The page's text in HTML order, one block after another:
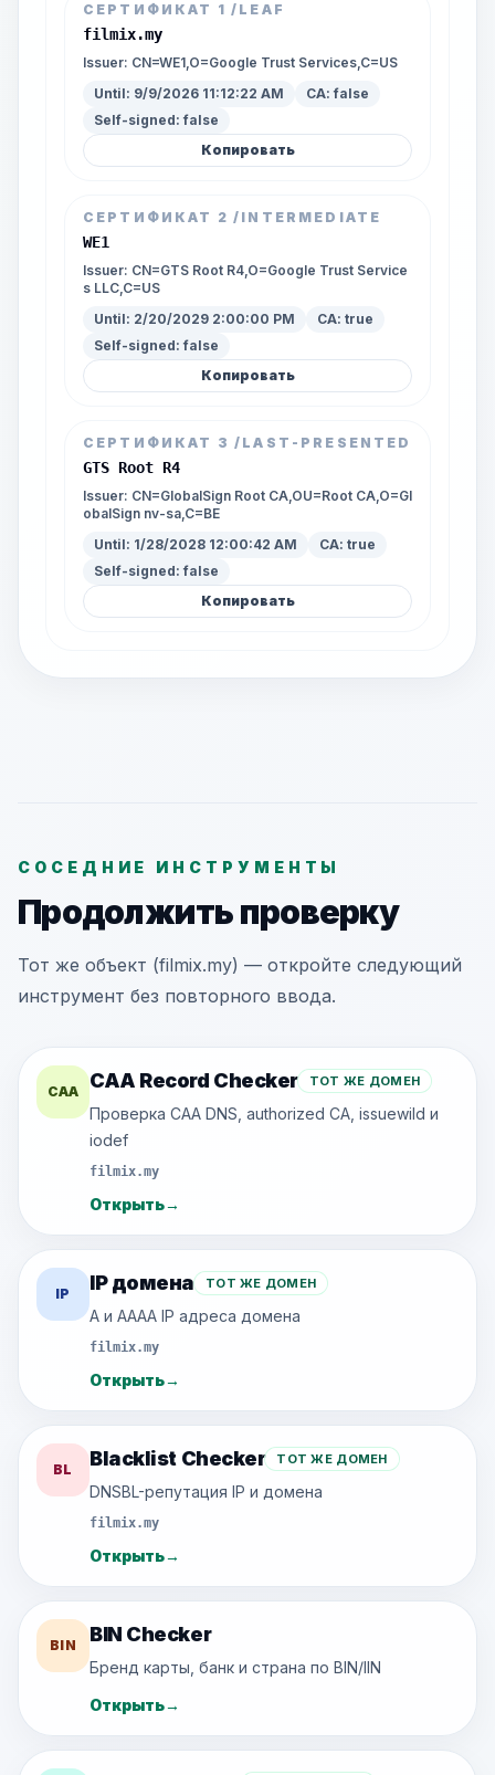
СЕРТИФИКАТ 1 /LEAF
filmix.my
Issuer: CN=WE1,O=Google Trust Services,C=US
Until: 9/9/2026 11:12:22 AM CA:false
Self-signed:false
Копировать
СЕРТИФИКАТ 2 /INTERMEDIATE
WE1
Issuer: CN=GTS Root R4,O=Google Trust Service
s LLC,C=US
Until: 2/20/2029 2:00:00 PM CA: true
Self-signed:false
Копировать
СЕРТИФИКАТ 3 /LAST-PRESENTED
GTS Root R4
Issuer: CN=GlobalSign Root CA,OU=Root CA,O=Gl
obalSign nv-sa,C=BE
Until: 1/28/2028 12:00:42 AM CA: true
Self-signed:false
Копировать
СОСЕДНИЕ ИНСТРУМЕНТЫ
Продолжить проверку
Тот же объект (filmix.my) — откройте следующий
инструмент без повторного ввода.
CAA CAA Record Checker ТОТ ЖЕ ДОМЕН
Проверка CAA DNS, authorized CA, issuewild и
iodef
filmix.my
Открыть→
IP IP домена ТОТ ЖЕ ДОМЕН
A и AAAA IP адреса домена
filmix.my
Открыть→
BL Blacklist Checker ТОТ ЖЕ ДОМЕН
DNSBL-репутация IP и домена
filmix.my
Открыть→
BIN BIN Checker
Бренд карты, банк и страна по BIN/IIN
Открыть→